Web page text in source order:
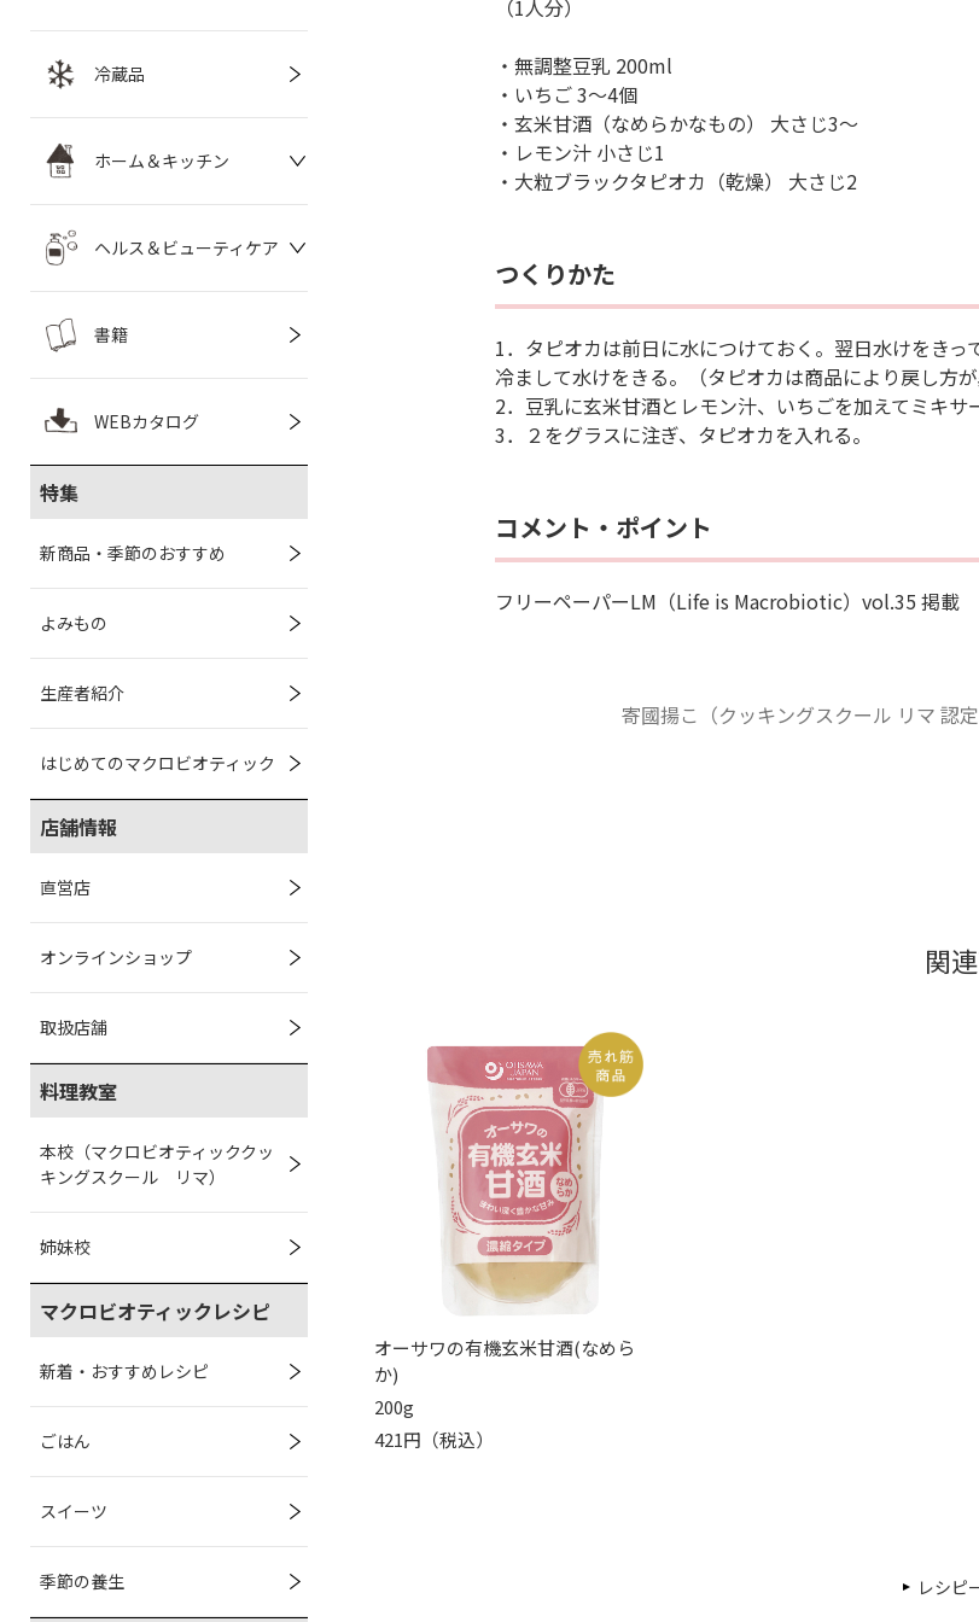
冷蔵品
ホーム＆キッチン
ヘルス＆ビューティケア
書籍
WEBカタログ
特集
新商品・季節のおすすめ
よみもの
生産者紹介
はじめてのマクロビオティック
店舗情報
直営店
オンラインショップ
取扱店舗
料理教室
本校（マクロビオティッククッ
キングスクール リマ）
姉妹校
マクロビオティックレシピ
新着・おすすめレシピ
ごはん
スイーツ
季節の養生
（1人分）
・無調整豆乳 200ml
・いちご 3〜4個
・玄米甘酒（なめらかなもの） 大さじ3〜
・レモン汁 小さじ1
・大粒ブラックタピオカ（乾燥） 大さじ2
つくりかた
1．タピオカは前日に水につけておく。翌日水けをきっ
冷まして水けをきる。（タピオカは商品により戻し方
2．豆乳に玄米甘酒とレモン汁、いちごを加えてミキサ
3．２をグラスに注ぎ、タピオカを入れる。
コメント・ポイント
フリーペーパーLM（Life is Macrobiotic）vol.35 掲載
寄國揚こ（クッキングスクール リマ 認
関
オーサワの有機玄米甘酒(なめら
か)
200g
421円（税込）
レシピ